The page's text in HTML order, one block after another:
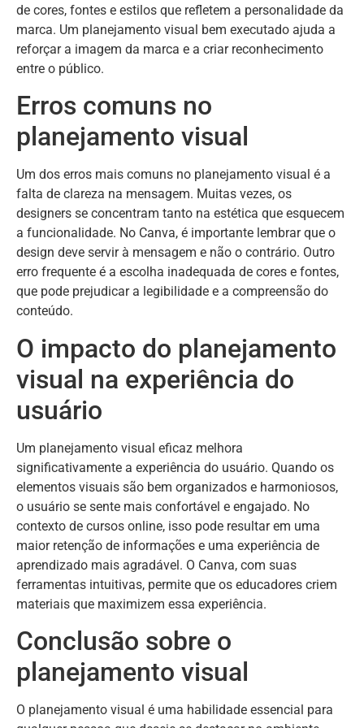
de cores, fontes e estilos que refletem a personalidade da
marca. Um planejamento visual bem executado ajuda a
reforçar a imagem da marca e a criar reconhecimento
entre o público.
Erros comuns no
planejamento visual
Um dos erros mais comuns no planejamento visual é a
falta de clareza na mensagem. Muitas vezes, os
designers se concentram tanto na estética que esquecem
a funcionalidade. No Canva, é importante lembrar que o
design deve servir à mensagem e não o contrário. Outro
erro frequente é a escolha inadequada de cores e fontes,
que pode prejudicar a legibilidade e a compreensão do
conteúdo.
O impacto do planejamento
visual na experiência do
usuário
Um planejamento visual eficaz melhora
significativamente a experiência do usuário. Quando os
elementos visuais são bem organizados e harmoniosos,
o usuário se sente mais confortável e engajado. No
contexto de cursos online, isso pode resultar em uma
maior retenção de informações e uma experiência de
aprendizado mais agradável. O Canva, com suas
ferramentas intuitivas, permite que os educadores criem
materiais que maximizem essa experiência.
Conclusão sobre o
planejamento visual
O planejamento visual é uma habilidade essencial para